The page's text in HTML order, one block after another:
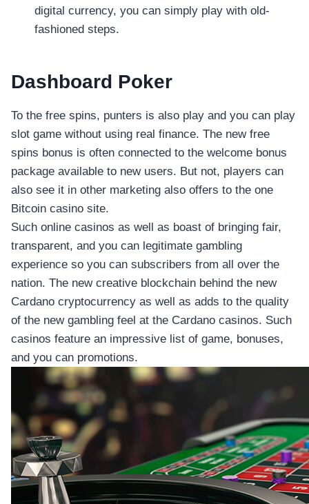
อุปกรณ์เพื่อความบันเทิง
อุปกรณ์เพื่อความบันเทิง
ลำโพง
โทรทัศน์
สินค้าตามแบรนด์
digital currency, you can simply play with old-
fashioned steps.
Dashboard Poker
To the free spins, punters is also play and you can play
slot game without using real finance. The new free
spins bonus is often connected to the welcome bonus
package available to new users. But not, players can
also see it in other marketing also offers to the one
Bitcoin casino site.
Such online casinos as well as boast of bringing fair,
transparent, and you can legitimate gambling
experience so you can subscribers from all over the
nation. The new creative blockchain behind the new
Cardano cryptocurrency as well as adds to the quality
of the new gambling feel at the Cardano casinos. Such
casinos feature an impressive list of game, bonuses,
and you can promotions.